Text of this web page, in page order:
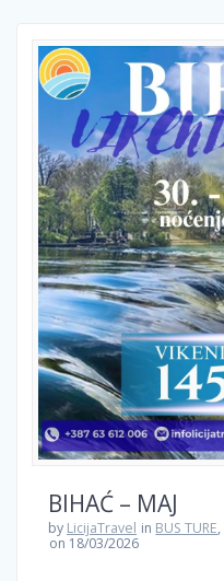
BIHAĆ – MAJ
by LicijaTravel in BUS TURE,
on 18/03/2026